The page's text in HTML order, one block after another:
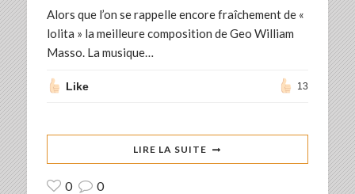
Alors que l’on se rappelle encore fraîchement de «
lolita » la meilleure composition de Geo William
Masso. La musique…
Like 13
LIRE LA SUITE
0 0